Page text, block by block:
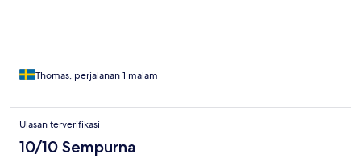
Thomas, perjalanan 1 malam
Ulasan terverifikasi
10/10 Sempurna